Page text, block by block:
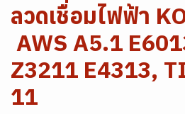
ลวดเชื่อมไฟฟ้า
AWS A5.1
Z3211 E4313,
11